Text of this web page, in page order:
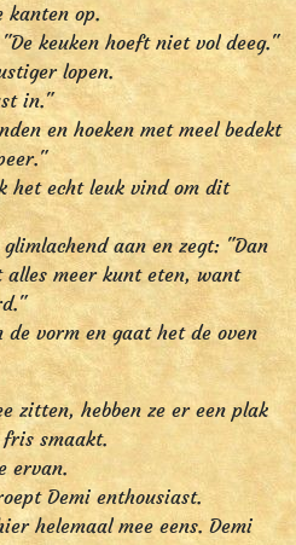
kanten op.
keuken hoeft niet vol deeg."
lopen.
in."
en hoeken met meel bedekt
het echt leuk vind om dit
aan en zegt: "Dan
meer kunt eten, want
vorm en gaat het de oven
zitten, hebben ze er een plak
smaakt.
ervan.
Demi enthousiast.
helemaal mee eens. Demi